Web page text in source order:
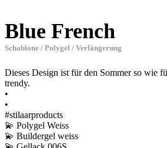
Blue French
Schablone / Polygel / Verlängerung
Dieses Design ist für den Sommer so wie
trendy.
•
•
#stilaarproducts
💫 Polygel Weiss
💫 Buildergel weiss